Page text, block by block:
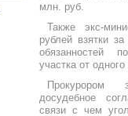
млн. руб.
Также экс-
рублей взятки
обязанностей
участка от
Прокурором
досудебное
связи с чем